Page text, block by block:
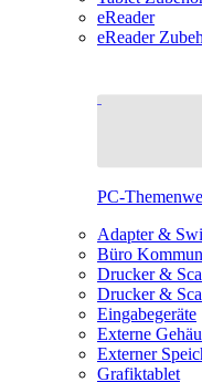
eReader
eReader
PC-
Adapter &
Büro
Drucker &
Drucker &
Eingabegeräte
Externe
Externer
Grafiktablet